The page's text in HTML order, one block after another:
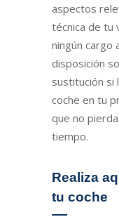
aspectos
técnica de tu
ningún cargo
disposición
sustitución si
coche en tu
que no
tiempo.
Realiza
tu coche